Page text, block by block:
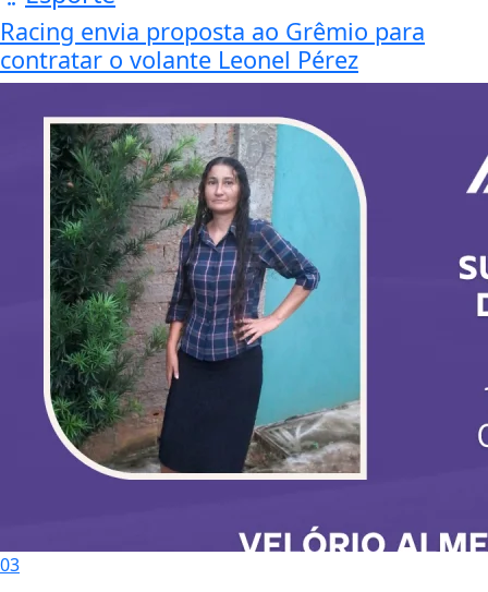
Racing envia proposta ao Grêmio para
contratar o volante Leonel Pérez
03